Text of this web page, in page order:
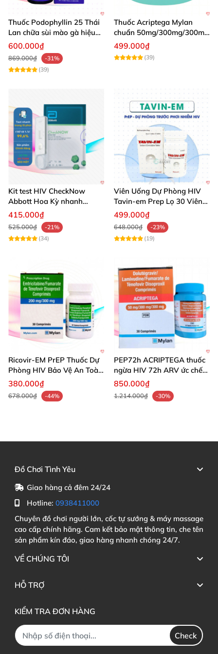
trước ít nhất 2 giờ
. Người có giới tính sinh học là nữ
người chuyển giới , phụ nữ mại dâm, người chuyển
giới nữvà nam có quan hệ tình dục qua đường âm
đạohoặc hậu môn
với phụ nữ nên chọn PrEP hàng
ngày, không phải PrEP theo yêu cầu.
Thuốc Podophyllin 25 Thái
Lan chữa sùi mào gà hiệu
quả tại nhà
600.000₫
869.000₫
-31%
(39)
Thuốc Acriptega Mylan
chuẩn 50mg/300mg/300mg
hộp 30 viên chống HIV
499.000₫
(39)
Kit test HIV CheckNow
Abbott Hoa Kỳ nhanh
chóng chính xác tại nhà
415.000₫
525.000₫
-21%
(34)
Viên Uống Dự Phòng HIV
Tavin-em Prep Lọ 30 Viên
Chất Lượng
499.000₫
648.000₫
-23%
(19)
Ricovir-EM PrEP Thuốc Dự
Phòng HIV Bảo Vệ An Toàn
Hiệu Quả
380.000₫
678.000₫ -44%
PEP72h ACRIPTEGA thuốc
ngừa HIV 72h ARV ức chế
virus hiệu quả an toàn
850.000₫
1.214.000₫ -30%
Đồ Chơi Tình Yêu
Giao hàng cả đêm 24/24
Hotline: 0938411000
Chuyên đồ chơi người lớn, cốc tự sướng & máy massage
cao cấp chính hãng. Cam kết bảo mật thông tin, che tên
sản phẩm kín đáo, giao hàng nhanh chóng 24/7.
VỀ CHÚNG TÔI
HỖ TRỢ
KIỂM TRA ĐƠN HÀNG
Check